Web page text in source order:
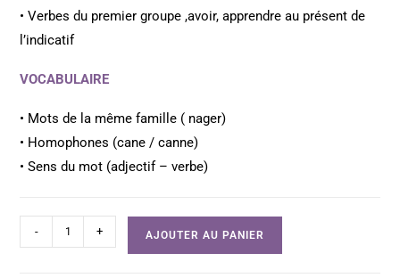
• Verbes du premier groupe ,avoir, apprendre au présent de
l’indicatif
VOCABULAIRE
• Mots de la même famille ( nager)
• Homophones (cane / canne)
• Sens du mot (adjectif – verbe)
- + AJOUTER AU PANIER